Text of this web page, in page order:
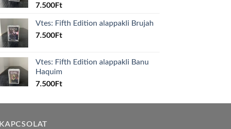
7.500Ft
Vtes: Fifth Edition alappakli Brujah
7.500Ft
Vtes: Fifth Edition alappakli Banu
Haquim
7.500Ft
KAPCSOLAT